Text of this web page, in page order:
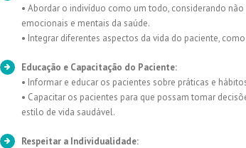
• Abordar o indivíduo como um todo, considerando
emocionais e mentais da saúde.
• Integrar diferentes aspectos da vida do paciente,
Educação e Capacitação do Paciente:
• Informar e educar os pacientes sobre práticas e
• Capacitar os pacientes para que possam tomar
estilo de vida saudável.
Respeitar a Individualidade: